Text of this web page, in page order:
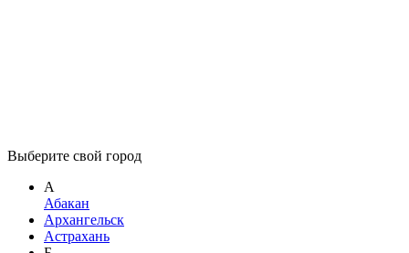
Выберите свой город
А
Абакан
Архангельск
Астрахань